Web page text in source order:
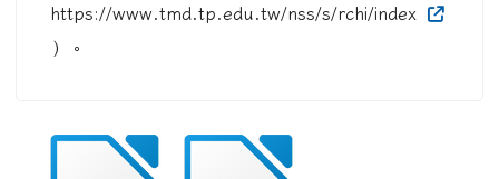
https://www.tmd.tp.edu.tw/nss/s/rchi/index
）。